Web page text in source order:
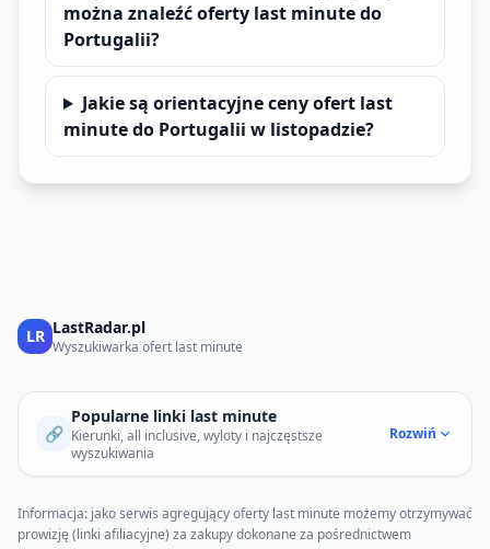
można znaleźć oferty last minute do
Portugalii?
Jakie są orientacyjne ceny ofert last
minute do Portugalii w listopadzie?
LR LastRadar.pl
Wyszukiwarka ofert last minute
🔗
Popularne linki last minute
Kierunki, all inclusive, wyloty i najczęstsze
wyszukiwania
Rozwiń
Informacja: jako serwis agregujący oferty last minute możemy otrzymywać
prowizję (linki afiliacyjne) za zakupy dokonane za pośrednictwem